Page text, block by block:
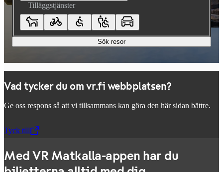
Tilläggstjänster
Sök resor
Vad tycker du om vr.fi webbplatsen?
Ge oss respons så att vi tillsammans kan göra den här sidan bättre.
Tyck till
,Öppnas i en ny flik
Med VR Matkalla-appen har du